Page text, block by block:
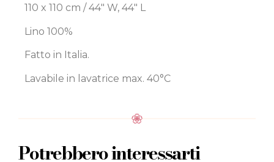
110 x 110 cm / 44″ W, 44″ L
Lino 100%
Fatto in Italia.
Lavabile in lavatrice max. 40°C
Potrebbero interessarti